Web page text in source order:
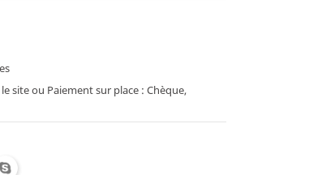
site ou Paiement sur place : Chèque,